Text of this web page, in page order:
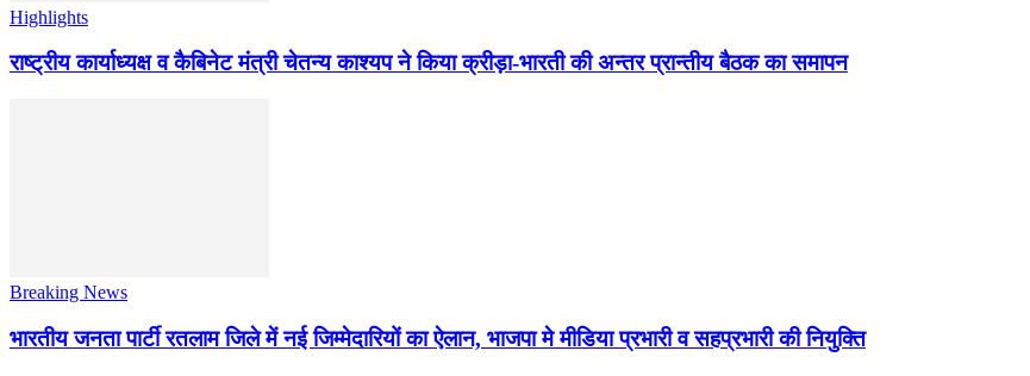
Highlights
राष्ट्रीय कार्याध्यक्ष व कैबिनेट मंत्री चेतन्य काश्यप ने किया क्रीड़ा-भारती की अन्तर प्रान्तीय बैठक का समापन
Breaking News
भारतीय जनता पार्टी रतलाम जिले में नई जिम्मेदारियों का ऐलान, भाजपा मे मीडिया प्रभारी व सहप्रभारी की नियुक्ति